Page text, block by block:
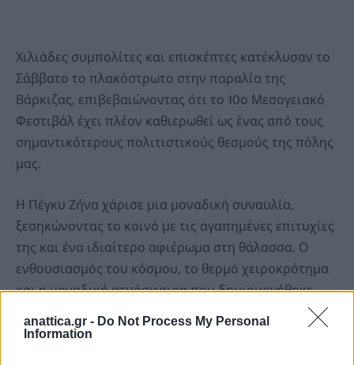
anattica.gr - Do Not Process My Personal
Information
Χιλιάδες συμπολίτες και επισκέπτες κατέκλυσαν το
Σάββατο το πλακόστρωτο στην παραλία της
Βάρκιζας, επιβεβαιώνοντας ότι το 10ο Μεσογειακό
Φεστιβάλ έχει πλέον καθιερωθεί ως ένας από τους
σημαντικότερους πολιτιστικούς θεσμούς της πόλης
μας.
Η Πέγκυ Ζήνα χάρισε μια μοναδική συναυλία,
ξεσηκώνοντας το κοινό με τις αγαπημένες επιτυχίες
της και ένα ιδιαίτερο αφιέρωμα στη θάλασσα. Ο
ενθουσιασμός του κόσμου, το θερμό χειροκρότημα
και η μοναδική ατμόσφαιρα που δημιουργήθηκε